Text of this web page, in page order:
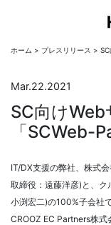
COMPANY 会
MEMBERS
CONCEPT コ
ホーム > プレスリリース >
Mar.22.2021
SC向け
「SCWeb-
IT/DX支援の弊社、株式
取締役：遠藤洋彦)と、ク
小渕宏二)の100%子会社
CROOZ EC Partners株